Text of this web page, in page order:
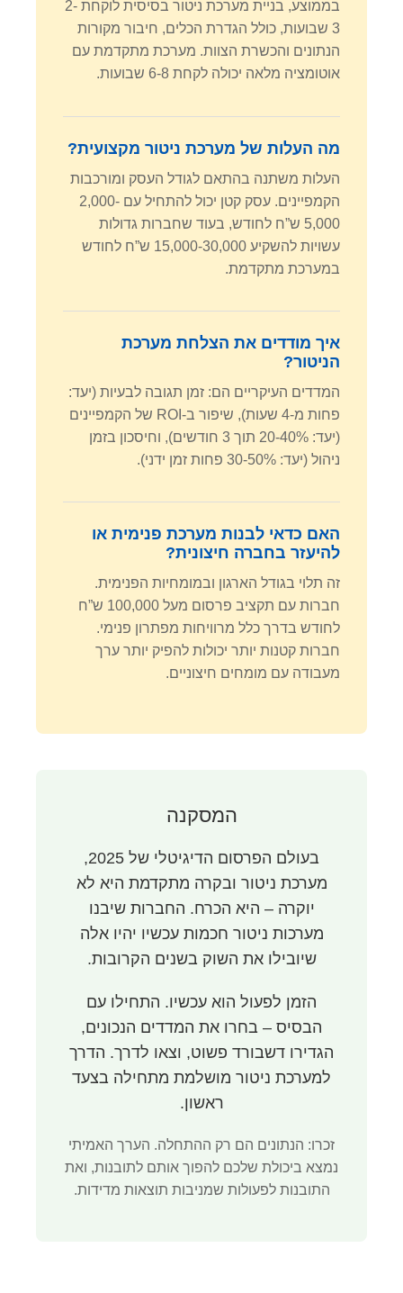
בממוצע, בניית מערכת ניטור בסיסית לוקחת 2-
3 שבועות, כולל הגדרת הכלים, חיבור מקורות
הנתונים והכשרת הצוות. מערכת מתקדמת עם
אוטומציה מלאה יכולה לקחת 6-8 שבועות.
מה העלות של מערכת ניטור מקצועית?
העלות משתנה בהתאם לגודל העסק ומורכבות
הקמפיינים. עסק קטן יכול להתחיל עם 2,000-
5,000 ש”ח לחודש, בעוד שחברות גדולות
עשויות להשקיע 15,000-30,000 ש”ח לחודש
במערכת מתקדמת.
איך מודדים את הצלחת מערכת
הניטור?
המדדים העיקריים הם: זמן תגובה לבעיות (יעד:
פחות מ-4 שעות), שיפור ב-ROI של הקמפיינים
(יעד: 20-40% תוך 3 חודשים), וחיסכון בזמן
ניהול (יעד: 30-50% פחות זמן ידני).
האם כדאי לבנות מערכת פנימית או
להיעזר בחברה חיצונית?
זה תלוי בגודל הארגון ובמומחיות הפנימית.
חברות עם תקציב פרסום מעל 100,000 ש”ח
לחודש בדרך כלל מרוויחות מפתרון פנימי.
חברות קטנות יותר יכולות להפיק יותר ערך
מעבודה עם מומחים חיצוניים.
המסקנה
בעולם הפרסום הדיגיטלי של 2025,
מערכת ניטור ובקרה מתקדמת היא לא
יוקרה – היא הכרח. החברות שיבנו
מערכות ניטור חכמות עכשיו יהיו אלה
שיובילו את השוק בשנים הקרובות.
הזמן לפעול הוא עכשיו. התחילו עם
הבסיס – בחרו את המדדים הנכונים,
הגדירו דשבורד פשוט, וצאו לדרך. הדרך
למערכת ניטור מושלמת מתחילה בצעד
ראשון.
זכרו: הנתונים הם רק ההתחלה. הערך האמיתי
נמצא ביכולת שלכם להפוך אותם לתובנות, ואת
התובנות לפעולות שמניבות תוצאות מדידות.